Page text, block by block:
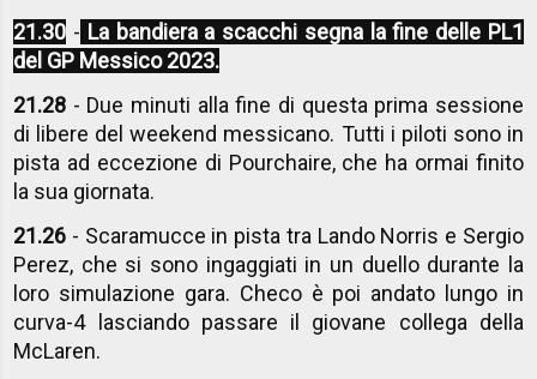
21.30 - La bandiera a scacchi segna la fine delle PL1
del GP Messico 2023.
21.28 - Due minuti alla fine di questa prima sessione
di libere del weekend messicano. Tutti i piloti sono in
pista ad eccezione di Pourchaire, che ha ormai finito
la sua giornata.
21.26 - Scaramucce in pista tra Lando Norris e Sergio
Perez, che si sono ingaggiati in un duello durante la
loro simulazione gara. Checo è poi andato lungo in
curva-4 lasciando passare il giovane collega della
McLaren.